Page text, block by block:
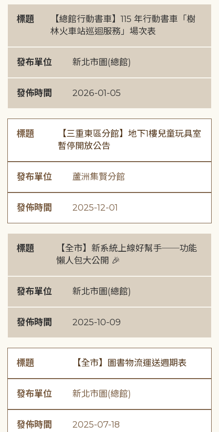
標題
【總館行動書車】115 年行動書車「樹
林火車站巡迴服務」場次表
發布單位 新北市圖(總館)
發佈時間 2026-01-05
標題
【三重東區分館】地下1樓兒童玩具室
暫停開放公告
發布單位 蘆洲集賢分館
發佈時間 2025-12-01
標題
【全市】新系統上線好幫手──功能
懶人包大公開 🎉
發布單位 新北市圖(總館)
發佈時間 2025-10-09
標題 【全市】圖書物流運送週期表
發布單位 新北市圖(總館)
發佈時間 2025-07-18